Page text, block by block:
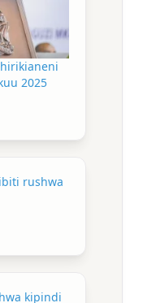
2025
rushwa
kipindi